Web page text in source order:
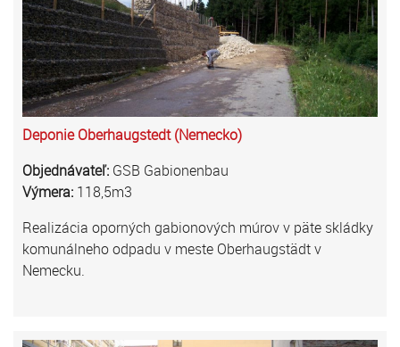
Deponie Oberhaugstedt (Nemecko)
Objednávateľ: GSB Gabionenbau
Výmera: 118,5m3
Realizácia oporných gabionových múrov v päte skládky
komunálneho odpadu v meste Oberhaugstädt v
Nemecku.